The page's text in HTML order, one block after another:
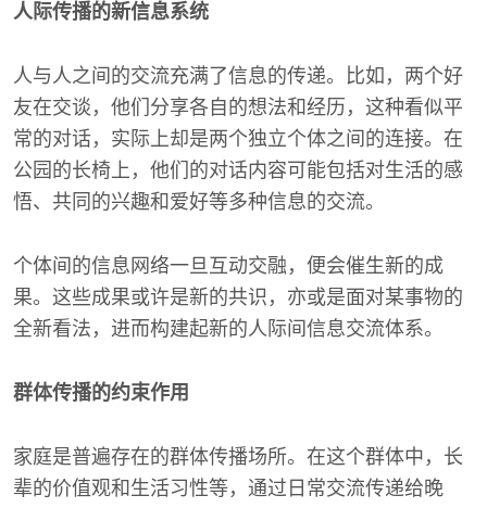
人际传播的新信息系统
人与人之间的交流充满了信息的传递。比如，两个好
友在交谈，他们分享各自的想法和经历，这种看似平
常的对话，实际上却是两个独立个体之间的连接。在
公园的长椅上，他们的对话内容可能包括对生活的感
悟、共同的兴趣和爱好等多种信息的交流。
个体间的信息网络一旦互动交融，便会催生新的成
果。这些成果或许是新的共识，亦或是面对某事物的
全新看法，进而构建起新的人际间信息交流体系。
群体传播的约束作用
家庭是普遍存在的群体传播场所。在这个群体中，长
辈的价值观和生活习性等，通过日常交流传递给晚